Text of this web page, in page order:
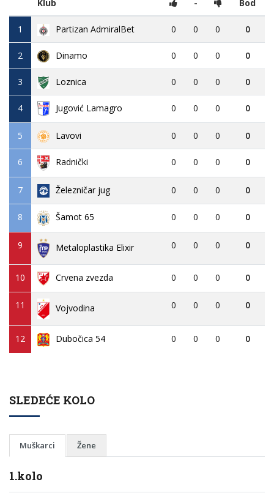
Klub - Bod
1 Partizan AdmiralBet 0 0 0 0
2 Dinamo 0 0 0 0
3 Loznica 0 0 0 0
4 Jugović Lamagro 0 0 0 0
5 Lavovi 0 0 0 0
6 Radnički 0 0 0 0
7 Železničar jug 0 0 0 0
8 Šamot 65 0 0 0 0
9 Metaloplastika Elixir 0 0 0 0
10 Crvena zvezda 0 0 0 0
11 Vojvodina 0 0 0 0
12 Dubočica 54 0 0 0 0
SLEDEĆE KOLO
Muškarci Žene
1.kolo